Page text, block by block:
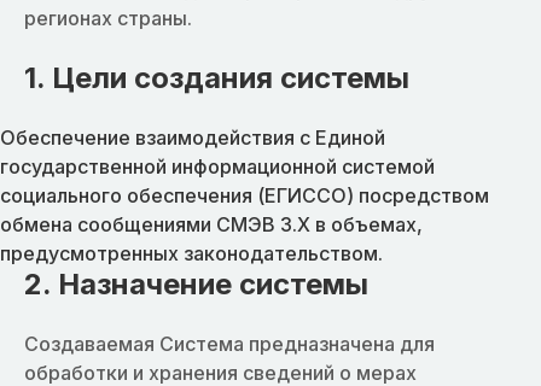
регионах страны.
1. Цели создания системы
Обеспечение взаимодействия с Единой
государственной информационной системой
социального обеспечения (ЕГИССО) посредством
обмена сообщениями СМЭВ 3.X в объемах,
предусмотренных законодательством.
2. Назначениe системы
Создаваемая Система предназначена для
обработки и хранения сведений о мерах